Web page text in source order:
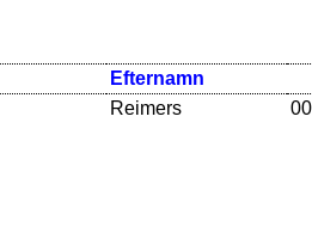
Efternamn
Reimers